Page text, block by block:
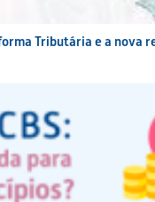
Tributária e a nova